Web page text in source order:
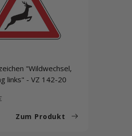
"Wildwechsel,
links" - VZ 142-20
Zum Produkt